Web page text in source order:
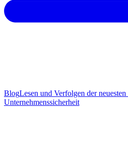
BlogLesen und Verfolgen der
Unternehmenssicherheit